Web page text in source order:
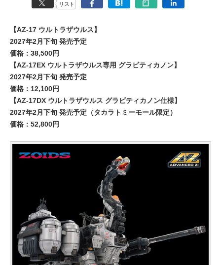
リスト
【AZ-17 ウルトラザウルス】
2027年2月下旬 発売予定
価格：38,500円
【AZ-17EX ウルトラザウルス専用 グラビティカノン】
2027年2月下旬 発売予定
価格：12,100円
【AZ-17DX ウルトラザウルス グラビティカノン仕様】
2027年2月下旬 発売予定（タカラトミーモール限定）
価格：52,800円